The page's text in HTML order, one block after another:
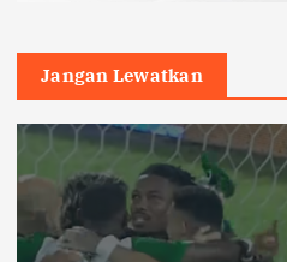
Jangan Lewatkan